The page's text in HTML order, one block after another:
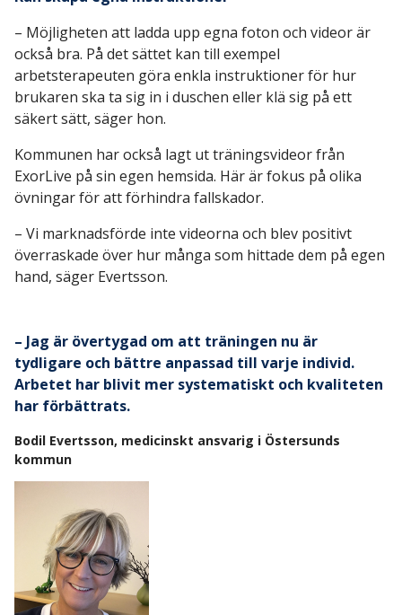
– Möjligheten att ladda upp egna foton och videor är
också bra. På det sättet kan till exempel
arbetsterapeuten göra enkla instruktioner för hur
brukaren ska ta sig in i duschen eller klä sig på ett
säkert sätt, säger hon.
Kommunen har också lagt ut träningsvideor från
ExorLive på sin egen hemsida. Här är fokus på olika
övningar för att förhindra fallskador.
– Vi marknadsförde inte videorna och blev positivt
överraskade över hur många som hittade dem på egen
hand, säger Evertsson.
– Jag är övertygad om att träningen nu är
tydligare och bättre anpassad till varje individ.
Arbetet har blivit mer systematiskt och kvaliteten
har förbättrats.
Bodil Evertsson, medicinskt ansvarig i Östersunds
kommun